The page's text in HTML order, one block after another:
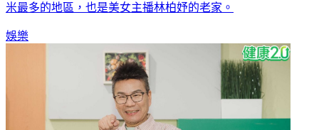
米最多的地區，也是美女主播林柏妤的老家。
娛樂